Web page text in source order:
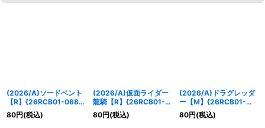
(2026/A)ソードベント
【R】{26RCB01-068}
《白》
80円(税込)
(2026/A)仮面ライダー
龍騎【R】{26RCB01-
026}《白》
80円(税込)
(2026/A)ドラグレッダ
ー【M】{26RCB01-
031}《白》
80円(税込)